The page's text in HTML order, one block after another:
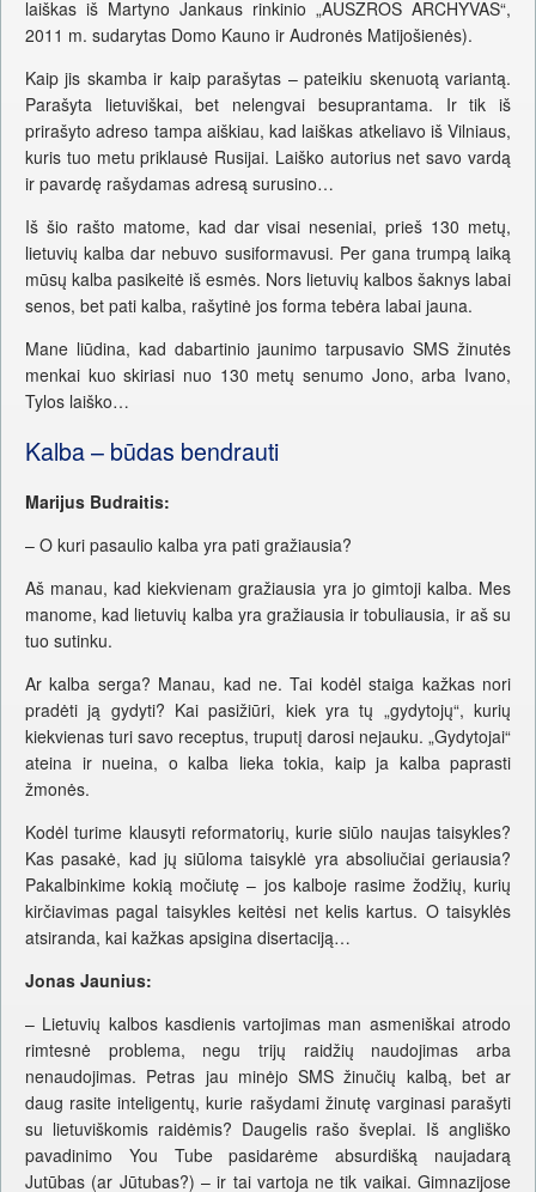
laiškas iš Martyno Jankaus rinkinio „AUSZROS ARCHYVAS“,
2011 m. sudarytas Domo Kauno ir Audronės Matijošienės).
Kaip jis skamba ir kaip parašytas – pateikiu skenuotą variantą.
Parašyta lietuviškai, bet nelengvai besuprantama. Ir tik iš
prirašyto adreso tampa aiškiau, kad laiškas atkeliavo iš Vilniaus,
kuris tuo metu priklausė Rusijai. Laiško autorius net savo vardą
ir pavardę rašydamas adresą surusino…
Iš šio rašto matome, kad dar visai neseniai, prieš 130 metų,
lietuvių kalba dar nebuvo susiformavusi. Per gana trumpą laiką
mūsų kalba pasikeitė iš esmės. Nors lietuvių kalbos šaknys labai
senos, bet pati kalba, rašytinė jos forma tebėra labai jauna.
Mane liūdina, kad dabartinio jaunimo tarpusavio SMS žinutės
menkai kuo skiriasi nuo 130 metų senumo Jono, arba Ivano,
Tylos laiško…
Kalba – būdas bendrauti
Marijus Budraitis:
– O kuri pasaulio kalba yra pati gražiausia?
Aš manau, kad kiekvienam gražiausia yra jo gimtoji kalba. Mes
manome, kad lietuvių kalba yra gražiausia ir tobuliausia, ir aš su
tuo sutinku.
Ar kalba serga? Manau, kad ne. Tai kodėl staiga kažkas nori
pradėti ją gydyti? Kai pasižiūri, kiek yra tų „gydytojų“, kurių
kiekvienas turi savo receptus, truputį darosi nejauku. „Gydytojai“
ateina ir nueina, o kalba lieka tokia, kaip ja kalba paprasti
žmonės.
Kodėl turime klausyti reformatorių, kurie siūlo naujas taisykles?
Kas pasakė, kad jų siūloma taisyklė yra absoliučiai geriausia?
Pakalbinkime kokią močiutę – jos kalboje rasime žodžių, kurių
kirčiavimas pagal taisykles keitėsi net kelis kartus. O taisyklės
atsiranda, kai kažkas apsigina disertaciją…
Jonas Jaunius:
– Lietuvių kalbos kasdienis vartojimas man asmeniškai atrodo
rimtesnė problema, negu trijų raidžių naudojimas arba
nenaudojimas. Petras jau minėjo SMS žinučių kalbą, bet ar
daug rasite inteligentų, kurie rašydami žinutę varginasi parašyti
su lietuviškomis raidėmis? Daugelis rašo šveplai. Iš angliško
pavadinimo You Tube pasidarėme absurdišką naujadarą
Jutūbas (ar Jūtubas?) – ir tai vartoja ne tik vaikai. Gimnazijose